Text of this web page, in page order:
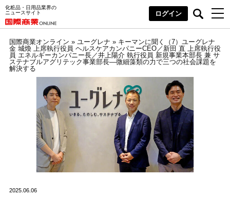
化粧品・日用品業界の
ニュースサイト
ログイン
国際商業オンライン » ユーグレナ » キーマンに聞く（7）ユーグレナ
金 城煥 上席執行役員 ヘルスケアカンパニーCEO／新田 直 上席執行役
員 エネルギーカンパニー長／井上陽介 執行役員 新規事業本部長 兼 サ
ステナブルアグリテック事業部長―微細藻類の力で三つの社会課題を
解決する
2025.06.06